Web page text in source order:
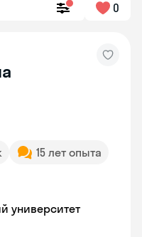
0
15 лет опыта
университет